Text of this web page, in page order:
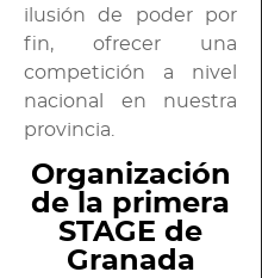
ilusión de poder por
fin, ofrecer una
competición a nivel
nacional en nuestra
provincia.
Organización
de la primera
STAGE de
Granada